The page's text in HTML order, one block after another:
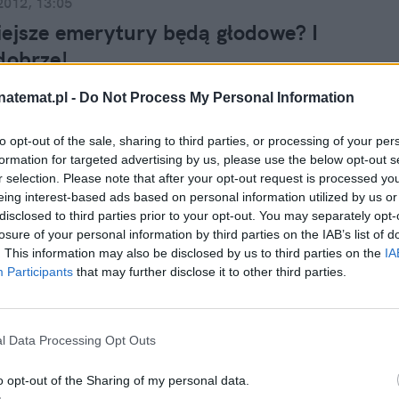
- Do Not Process My Personal Information
opt-out of the sale, sharing to third parties, or processing of your
for targeted advertising by us, please use the below opt-out
selection. Please note that after your opt-out request is processed
interest-based ads based on personal information utilized by us
to third parties prior to your opt-out. You may separately
of your personal information by third parties on the IAB’s list of
This information may also be disclosed by us to third parties on the
Participants that may further disclose it to other third parties.
Data Processing Opt Outs
opt-out of the Sharing of my personal data.
emerytury będą głodowe? I
a około jednej trzeciej pełnej emerytury wyniesie
częściowa, czyli ta, na którą można będzie
62 lata w przypadku kobiet i 65 lat w przypadku
Jak informuje „Rzeczpospolita”, rząd mydlił Polakom
połowę świadczenia. Spójrzmy jednak prawdzie
częściowe są po to, żeby na nie nie
18:05
rośnie, a my wciąż jesteśmy
ma co oczekiwać cudów"
od końca pod względem zamożności w Unii
w tym roku nie poprawimy wyniku,